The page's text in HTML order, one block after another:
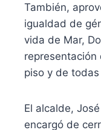
También,
igualdad de
vida de Mar,
piso y de
El alcalde,
encargó de